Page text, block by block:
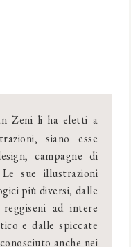
Zeni li ha eletti a
siano esse
campagne di
sue illustrazioni
più diversi, dalle
ad intere
e dalle spiccate
anche nei